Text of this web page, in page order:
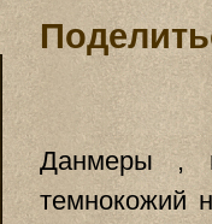
Данмеры ,
темнокожий